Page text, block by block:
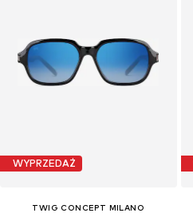
WYPRZEDAŻ
TWIG CONCEPT MILANO